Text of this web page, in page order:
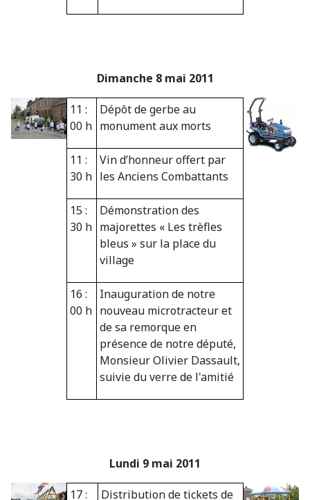
Dimanche 8 mai 2011
11 :
00 h
Dépôt de gerbe au
monument aux morts
11 :
30 h
Vin d’honneur offert par
les Anciens Combattants
15 :
30 h
Démonstration des
majorettes « Les trèfles
bleus » sur la place du
village
16 :
00 h
Inauguration de notre
nouveau microtracteur et
de sa remorque en
présence de notre député,
Monsieur Olivier Dassault,
suivie du verre de l'amitié
Lundi 9 mai 2011
17 : Distribution de tickets de